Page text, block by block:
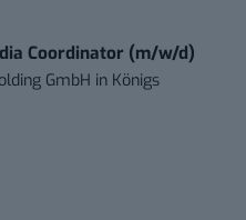
Coordinator (m/w/d)
GmbH in Königs